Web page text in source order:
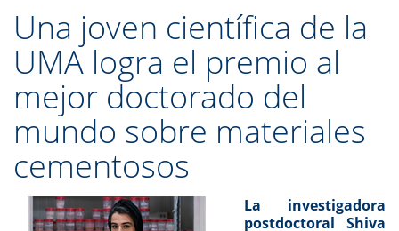
Una joven científica de la
UMA logra el premio al
mejor doctorado del
mundo sobre materiales
cementosos
La investigadora
postdoctoral Shiva